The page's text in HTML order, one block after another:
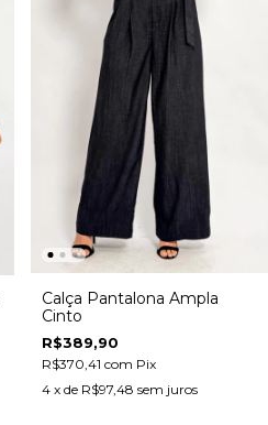
Calça Pantalona Ampla
Cinto
R$389,90
R$370,41 com Pix
4 x de R$97,48 sem juros